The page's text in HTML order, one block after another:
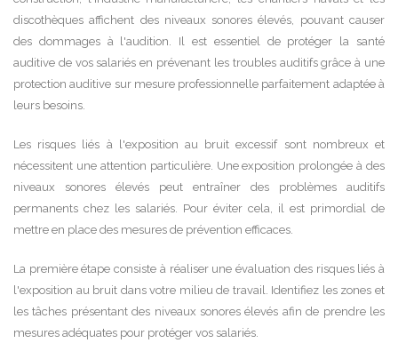
discothèques affichent des niveaux sonores élevés, pouvant causer
des dommages à l'audition. Il est essentiel de protéger la santé
auditive de vos salariés en prévenant les troubles auditifs grâce à une
protection auditive sur mesure professionnelle parfaitement adaptée à
leurs besoins.
Les risques liés à l'exposition au bruit excessif sont nombreux et
nécessitent une attention particulière. Une exposition prolongée à des
niveaux sonores élevés peut entraîner des problèmes auditifs
permanents chez les salariés. Pour éviter cela, il est primordial de
mettre en place des mesures de prévention efficaces.
La première étape consiste à réaliser une évaluation des risques liés à
l'exposition au bruit dans votre milieu de travail. Identifiez les zones et
les tâches présentant des niveaux sonores élevés afin de prendre les
mesures adéquates pour protéger vos salariés.